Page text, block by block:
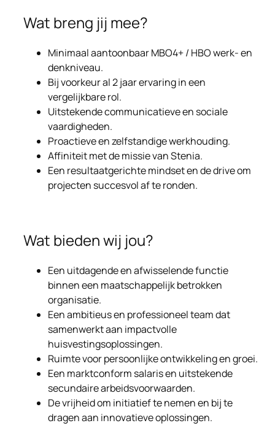
Wat breng jij mee?
Minimaal aantoonbaar MBO4+ / HBO werk- en
denkniveau.
Bij voorkeur al 2 jaar ervaring in een
vergelijkbare rol.
Uitstekende communicatieve en sociale
vaardigheden.
Proactieve en zelfstandige werkhouding.
Affiniteit met de missie van Stenia.
Een resultaatgerichte mindset en de drive om
projecten succesvol af te ronden.
Wat bieden wij jou?
Een uitdagende en afwisselende functie
binnen een maatschappelijk betrokken
organisatie.
Een ambitieus en professioneel team dat
samenwerkt aan impactvolle
huisvestingsoplossingen.
Ruimte voor persoonlijke ontwikkeling en groei.
Een marktconform salaris en uitstekende
secundaire arbeidsvoorwaarden.
De vrijheid om initiatief te nemen en bij te
dragen aan innovatieve oplossingen.